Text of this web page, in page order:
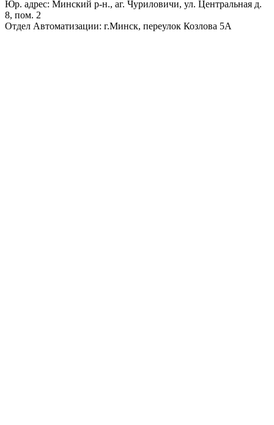
Юр. адрес: Минский р-н., аг. Чуриловичи, ул. Центральная д.
8, пом. 2
Отдел Автоматизации: г.Минск, переулок Козлова 5А